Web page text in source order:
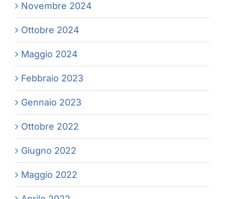
Novembre 2024
Ottobre 2024
Maggio 2024
Febbraio 2023
Gennaio 2023
Ottobre 2022
Giugno 2022
Maggio 2022